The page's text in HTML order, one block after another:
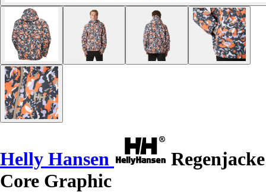
Helly Hansen
Regenjacke
Core Graphic